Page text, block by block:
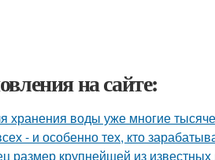
на сайте:
хранения воды уже многие
- и особенно тех, кто
размер крупнейшей из известных